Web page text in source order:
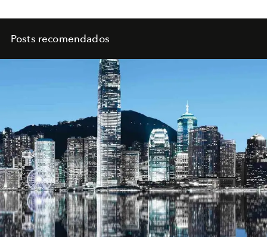
Posts recomendados